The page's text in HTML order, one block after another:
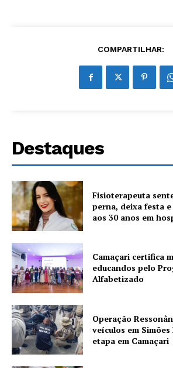
COMPARTILHAR:
Destaques
Fisioterapeuta
perna, deixa festa
aos 30 anos em
Camaçari certifica
educandos pelo
Alfabetizado
Operação
veículos em
etapa em Camaçari